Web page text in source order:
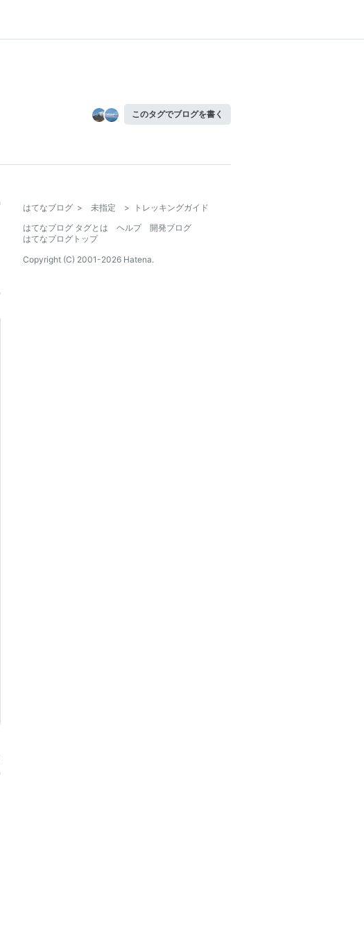
このタグでブログを書く
はてなブログ > 未指定 >
トレッキングガイド
はてなブログ タグとは
ヘルプ
開発ブログ
はてなブログトップ
Copyright (C) 2001-2026 Hatena.